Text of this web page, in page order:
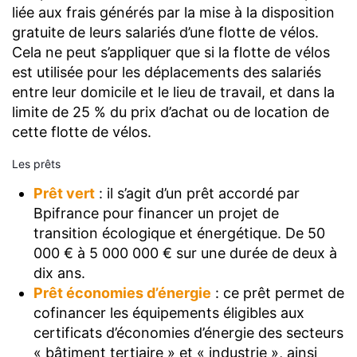
liée aux frais générés par la mise à la disposition
gratuite de leurs salariés d’une flotte de vélos.
Cela ne peut s’appliquer que si la flotte de vélos
est utilisée pour les déplacements des salariés
entre leur domicile et le lieu de travail, et dans la
limite de 25 % du prix d’achat ou de location de
cette flotte de vélos.
Les prêts
Prêt vert : il s’agit d’un prêt accordé par
Bpifrance pour financer un projet de
transition écologique et énergétique. De 50
000 € à 5 000 000 € sur une durée de deux à
dix ans.
Prêt économies d’énergie : ce prêt permet de
cofinancer les équipements éligibles aux
certificats d’économies d’énergie des secteurs
« bâtiment tertiaire » et « industrie », ainsi